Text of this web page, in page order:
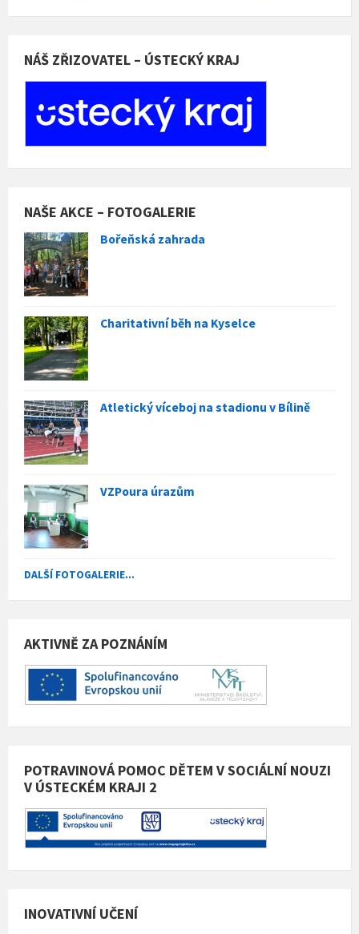
NÁŠ ZŘIZOVATEL – ÚSTECKÝ KRAJ
NAŠE AKCE – FOTOGALERIE
Bořeňská zahrada
Charitativní běh na Kyselce
Atletický víceboj na stadionu v Bílině
VZPoura úrazům
DALŠÍ FOTOGALERIE...
AKTIVNĚ ZA POZNÁNÍM
POTRAVINOVÁ POMOC DĚTEM V SOCIÁLNÍ NOUZI
V ÚSTECKÉM KRAJI 2
INOVATIVNÍ UČENÍ